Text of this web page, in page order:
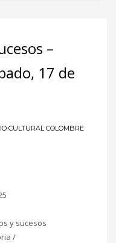
–
17 de
CULTURAL COLOMBRE
y sucesos
/